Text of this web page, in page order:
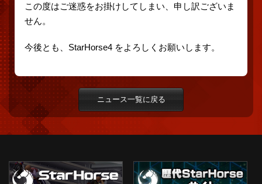
この度はご迷惑をお掛けしてしまい、申し訳ございま
せん。
今後とも、StarHorse4 をよろしくお願いします。
ニュース一覧に戻る